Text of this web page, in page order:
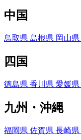
中国
鳥取県 島根県 岡山県
四国
徳島県 香川県 愛媛県
九州・沖縄
福岡県 佐賀県 長崎県